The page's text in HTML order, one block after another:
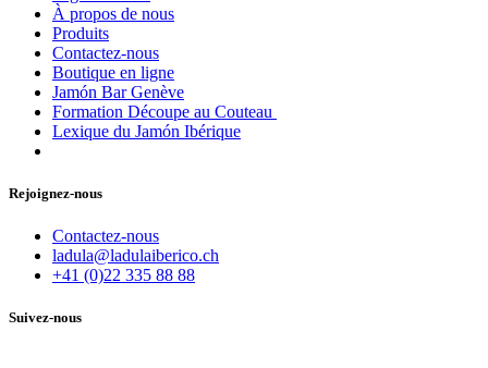
À propos de nous
Produits
Contactez-nous
Boutique en ligne
Jamón Bar Genève
Formation Découpe au Couteau
Lexique du Jamón Ibérique
Rejoignez-nous
Contactez-nous
ladula@ladulaiberico.ch
+41 (0)22 335 88 88
Suivez-nous